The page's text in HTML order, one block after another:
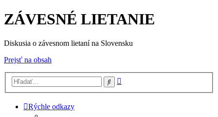
ZÁVESNÉ LIETANIE
Diskusia o závesnom lietaní na Slovensku
Prejsť na obsah
Hľadať
Rýchle odkazy